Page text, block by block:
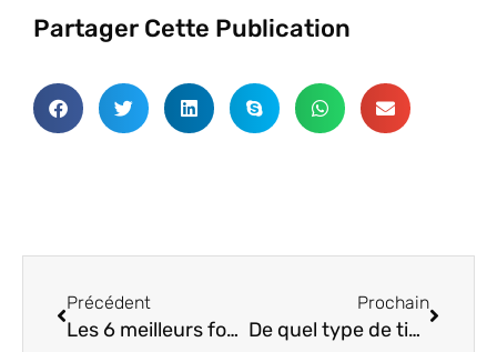
Partager Cette Publication
Précédent
Les 6 meilleurs fournisseurs de tartan de tissu de rideau au Canada
Prochain
De quel type de tissu le tissu de rideau en brocart est-il fait ?